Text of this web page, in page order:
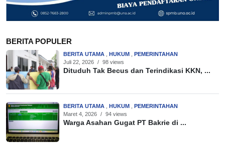
BERITA POPULER
BERITA UTAMA HUKUM
PEMERINTAHAN
Juli 22, 2026 / 98 views
Dituduh Tak Becus dan Terindikasi KKN, ...
BERITA UTAMA HUKUM
PEMERINTAHAN
Maret 4, 2026 / 94 views
Warga Asahan Gugat PT Bakrie di ...